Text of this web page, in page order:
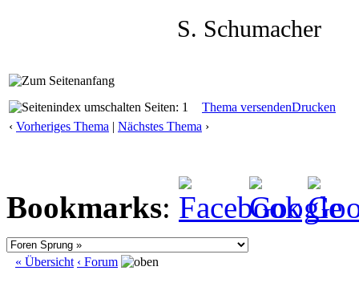
S. Schumacher
Seiten: 1 Thema versendenDrucken
‹ Vorheriges Thema | Nächstes Thema ›
Bookmarks:
« Übersicht ‹ Forum